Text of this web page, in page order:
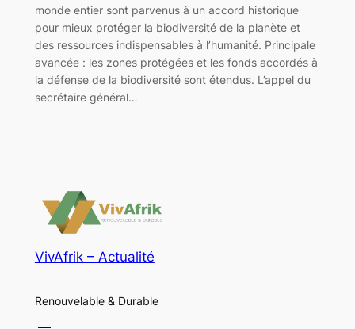
monde entier sont parvenus à un accord historique
pour mieux protéger la biodiversité de la planète et
des ressources indispensables à l’humanité. Principale
avancée : les zones protégées et les fonds accordés à
la défense de la biodiversité sont étendus. L’appel du
secrétaire général…
VivAfrik – Actualité
Renouvelable & Durable